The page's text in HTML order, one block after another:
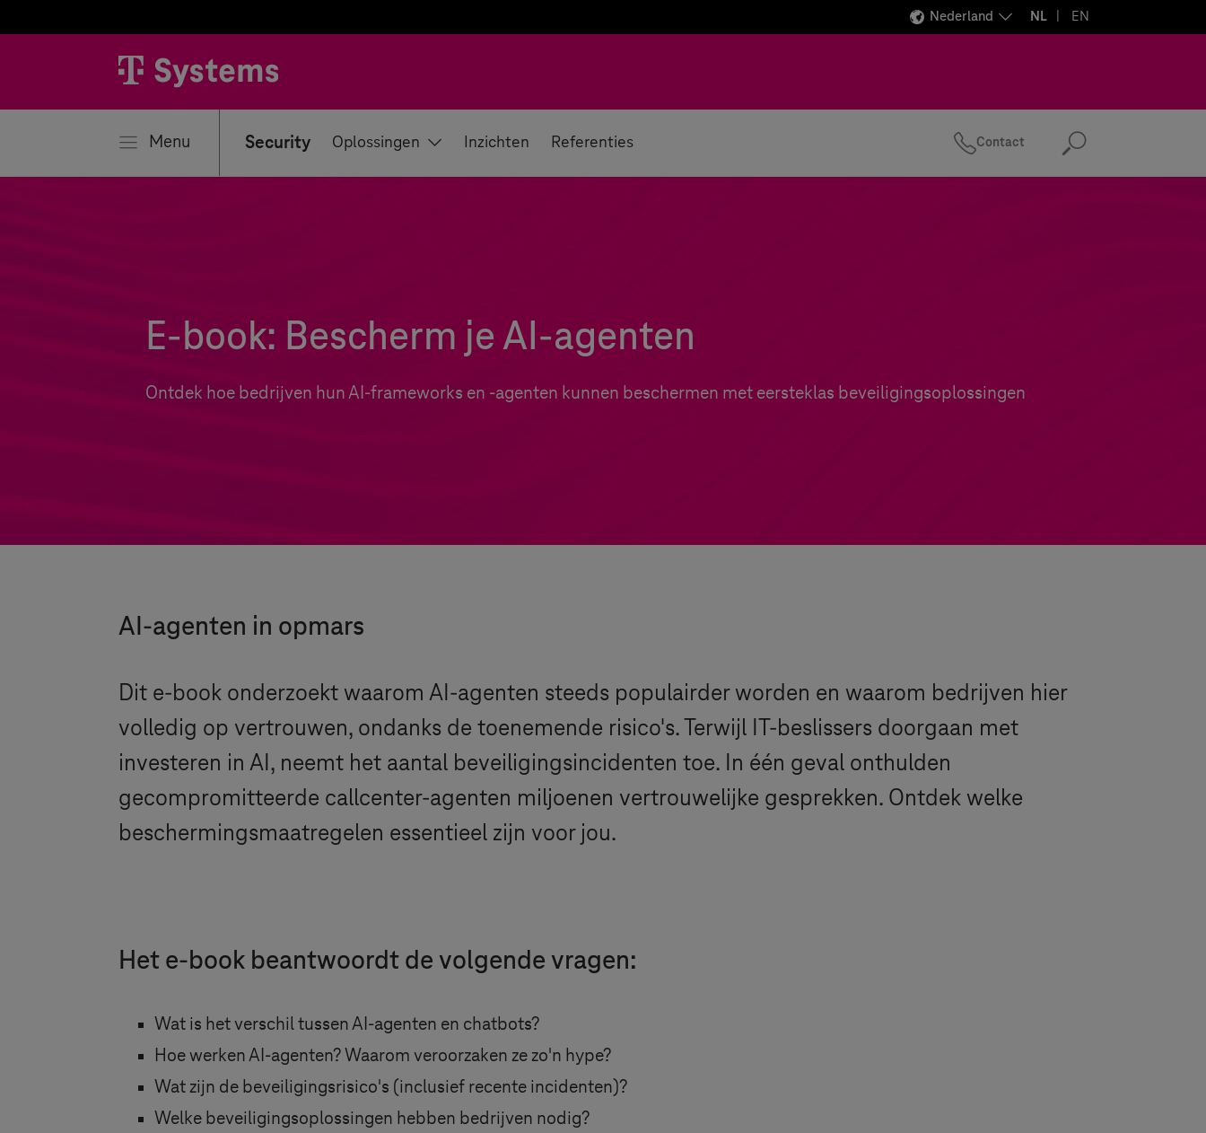
Nederland NL EN
Menu Security Oplossingen Inzichten Referenties Contact Zoeken
E-book: Bescherm je AI-agenten
Ontdek hoe bedrijven hun AI-frameworks en -agenten kunnen beschermen met eersteklas beveiligingsoplossingen
AI-agenten in opmars
Dit e-book onderzoekt waarom AI-agenten steeds populairder worden en waarom bedrijven hier
volledig op vertrouwen, ondanks de toenemende risico's. Terwijl IT-beslissers doorgaan met
investeren in AI, neemt het aantal beveiligingsincidenten toe. In één geval onthulden
gecompromitteerde callcenter-agenten miljoenen vertrouwelijke gesprekken. Ontdek welke
beschermingsmaatregelen essentieel zijn voor jou.
Het e-book beantwoordt de volgende vragen:
Wat is het verschil tussen AI-agenten en chatbots?
Hoe werken AI-agenten? Waarom veroorzaken ze zo'n hype?
Wat zijn de beveiligingsrisico's (inclusief recente incidenten)?
Welke beveiligingsoplossingen hebben bedrijven nodig?